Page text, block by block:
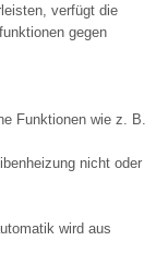
verfügt die
gegen
Funktionen wie z. B.
nicht oder
wird aus